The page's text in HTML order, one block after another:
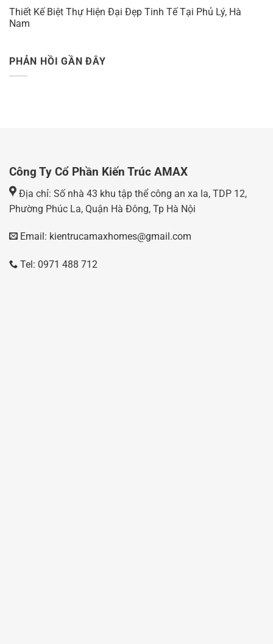
Thiết Kế Biệt Thự Hiện Đại Đẹp Tinh Tế Tại Phủ Lý, Hà
Nam
PHẢN HỒI GẦN ĐÂY
Công Ty Cổ Phần Kiến Trúc AMAX
Địa chỉ: Số nhà 43 khu tập thể công an xa la, TDP 12,
Phường Phúc La, Quận Hà Đông, Tp Hà Nội
Email: kientrucamaxhomes@gmail.com
Tel: 0971 488 712